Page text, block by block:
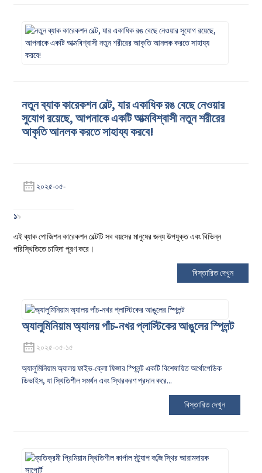
নতুন ব্যাক কারেকশন বেল্ট, যার একাধিক রঙ বেছে নেওয়ার
সুযোগ রয়েছে, আপনাকে একটি আত্মবিশ্বাসী নতুন শরীরের
আকৃতি আনলক করতে সাহায্য করবে!
২০২৫-০৫-
১৯
এই ব্যাক পোজিশন কারেকশন বেল্টটি সব বয়সের মানুষের জন্য উপযুক্ত এবং বিভিন্ন
পরিস্থিতিতে চাহিদা পূরণ করে।
বিস্তারিত দেখুন
অ্যালুমিনিয়াম অ্যালয় পাঁচ-নখর প্লাস্টিকের আঙুলের স্প্লিন্ট
২০২৫-০৫-১৫
অ্যালুমিনিয়াম অ্যালয় ফাইভ-ক্লো ফিঙ্গার স্প্লিন্ট একটি বিশেষায়িত অর্থোপেডিক
ডিভাইস, যা স্থিতিশীল সমর্থন এবং স্থিরকরণ প্রদান করে...
বিস্তারিত দেখুন